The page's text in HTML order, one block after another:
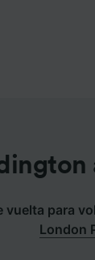
vuelta para
London